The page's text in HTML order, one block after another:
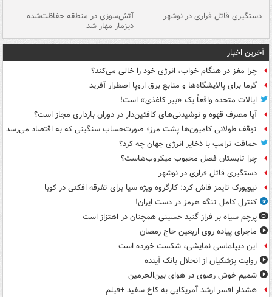
دستگیری قاتل فراری در نوشهر آتش‌سوزی در منطقه حفاظت‌شده
دیزمار مهار شد
آخرین اخبار
چرا مغز در هنگام خواب، انرژی خود را خالی می‌کند؟
گرما برای پالایشگاه‌ها و منابع برق اروپا اضطرار آفرید
ایالات متحده واقعاً یک «ببر کاغذی» است!
آیا مصرف قهوه و نوشیدنی‌های کافئین‌دار در دوران بارداری مجاز است؟
توقف طولانی کامیون‌ها پشت مرز؛ صورت‌حساب سنگینی که به اقتصاد می‌رسد
حماقت ترامپ با ذخایر انرژی جهان چه کرد؟
چرا تابستان فصل محبوب میکروب‌هاست؟
دستگیری قاتل فراری در نوشهر
نیویورک تایمز فاش کرد: کارگروه ویژه سیا برای تفرقه افکنی در کوبا
کنترل کامل تنگه هرمز در دست ایران!
پرچم سیاه بر فراز گنبد حسینی همچنان در اهتزاز است
ماجرای پیاده روی اربعین حاج رمضان
این دیپلماسی نمایشی، شکست خورده است
روایت پزشکیان از انحلال بانک آینده
شمیم خوش رضوی در هوای بین‌الحرمین
هشدار افسر ارشد آمریکایی به کاخ سفید +فیلم